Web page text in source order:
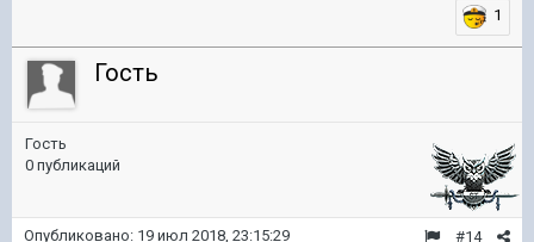
1
Гость
Гость
0 публикаций
#14
Опубликовано: 19 июл 2018, 23:15:29